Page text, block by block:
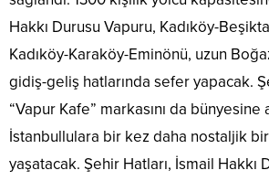
Hakkı Durusu Vapuru, Kadıköy-
Kadıköy-Karaköy-Eminönü, uzun
gidiş-geliş hatlarında sefer yapacak.
“Vapur Kafe” markasını da bünyesine
İstanbullulara bir kez daha nostaljik
yaşatacak. Şehir Hatları, İsmail Hakkı